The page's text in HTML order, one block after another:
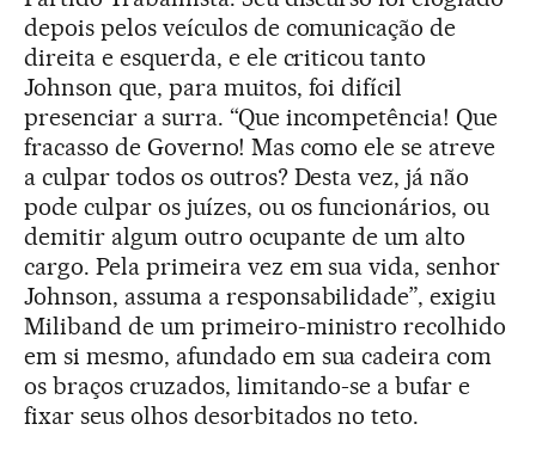
depois pelos veículos de comunicação de
direita e esquerda, e ele criticou tanto
Johnson que, para muitos, foi difícil
presenciar a surra. “Que incompetência! Que
fracasso de Governo! Mas como ele se atreve
a culpar todos os outros? Desta vez, já não
pode culpar os juízes, ou os funcionários, ou
demitir algum outro ocupante de um alto
cargo. Pela primeira vez em sua vida, senhor
Johnson, assuma a responsabilidade”, exigiu
Miliband de um primeiro-ministro recolhido
em si mesmo, afundado em sua cadeira com
os braços cruzados, limitando-se a bufar e
fixar seus olhos desorbitados no teto.